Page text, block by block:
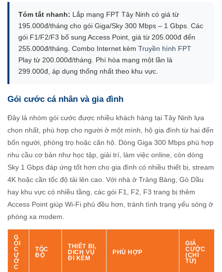
Tóm tắt nhanh: Lắp mạng FPT Tây Ninh có giá từ
195.000đ/tháng cho gói Giga/Sky 300 Mbps – 1 Gbps. Các
gói F1/F2/F3 bổ sung Access Point, giá từ 205.000đ đến
255.000đ/tháng. Combo Internet kèm Truyền hình FPT
Play từ 200.000đ/tháng. Phí hòa mạng một lần là
299.000đ, áp dụng thống nhất theo khu vực.
Gói cước cá nhân và gia đình
Đây là nhóm gói cước được nhiều khách hàng tại Tây Ninh lựa
chọn nhất, phù hợp cho người ở một mình, hộ gia đình từ hai đến
bốn người, phòng trọ hoặc căn hộ. Dòng Giga 300 Mbps phù hợp
nhu cầu cơ bản như học tập, giải trí, làm việc online, còn dòng
Sky 1 Gbps đáp ứng tốt hơn cho gia đình có nhiều thiết bị, stream
4K hoặc cần tốc độ tải lên cao. Với nhà ở Trảng Bàng, Gò Dầu
hay khu vực có nhiều tầng, các gói F1, F2, F3 trang bị thêm
Access Point giúp Wi-Fi phủ đều hơn, tránh tình trạng yếu sóng ở
phòng xa modem.
G
ÓI
C
Ư
Ớ
C
TỐC
ĐỘ
THIẾT BỊ,
DỊCH VỤ
ĐI KÈM
PHÙ HỢP
GIÁ
CƯỚC
(CHỈ
TỪ)